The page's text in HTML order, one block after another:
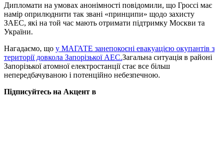
Дипломати на умовах анонімності повідомили, що Гроссі має
намір оприлюднити так звані «принципи» щодо захисту
ЗАЕС, які на той час мають отримати підтримку Москви та
України.
Нагадаємо, що у МАГАТЕ занепокоєні евакуацією окупантів з
території довкола Запорізької АЕС.Загальна ситуація в районі
Запорізької атомної електростанції стає все більш
непередбачуваною і потенційно небезпечною.
Підписуйтесь на Акцент в